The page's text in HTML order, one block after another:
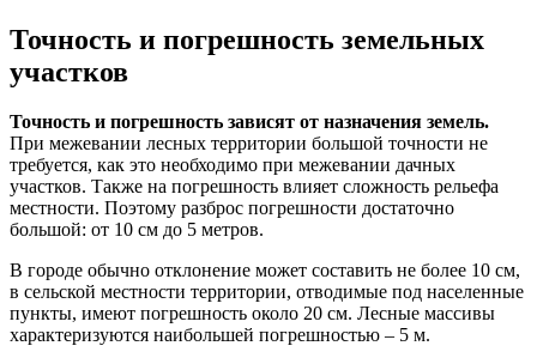
Точность и погрешность земельных
участков
Точность и погрешность зависят от назначения земель.
При межевании лесных территории большой точности не
требуется, как это необходимо при межевании дачных
участков. Также на погрешность влияет сложность рельефа
местности. Поэтому разброс погрешности достаточно
большой: от 10 см до 5 метров.
В городе обычно отклонение может составить не более 10 см,
в сельской местности территории, отводимые под населенные
пункты, имеют погрешность около 20 см. Лесные массивы
характеризуются наибольшей погрешностью – 5 м.